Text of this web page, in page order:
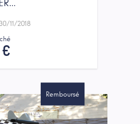
11/2018
Remboursé